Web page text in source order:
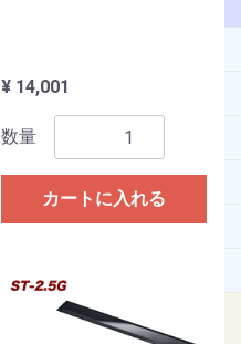
¥ 14,001
数量
カートに入れる